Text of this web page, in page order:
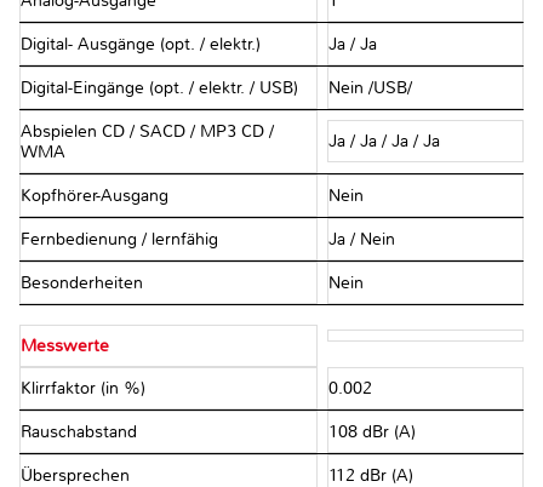
Digital- Ausgänge (opt. / elektr.) Ja / Ja
Digital-Eingänge (opt. / elektr. / USB) Nein /USB/
Abspielen CD / SACD / MP3 CD /
WMA
Ja / Ja / Ja / Ja
Kopfhörer-Ausgang Nein
Fernbedienung / lernfähig Ja / Nein
Besonderheiten Nein
Messwerte
Klirrfaktor (in %) 0.002
Rauschabstand 108 dBr (A)
Übersprechen 112 dBr (A)